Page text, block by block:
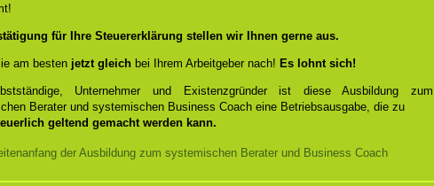
für Ihre Steuererklärung stellen wir Ihnen gerne aus.
am besten jetzt gleich bei Ihrem Arbeitgeber nach! Es lohnt sich!
Unternehmer und Existenzgründer ist diese Ausbildung zum
Berater und systemischen Business Coach eine Betriebsausgabe, die zu
geltend gemacht werden kann.
der Ausbildung zum systemischen Berater und Business Coach